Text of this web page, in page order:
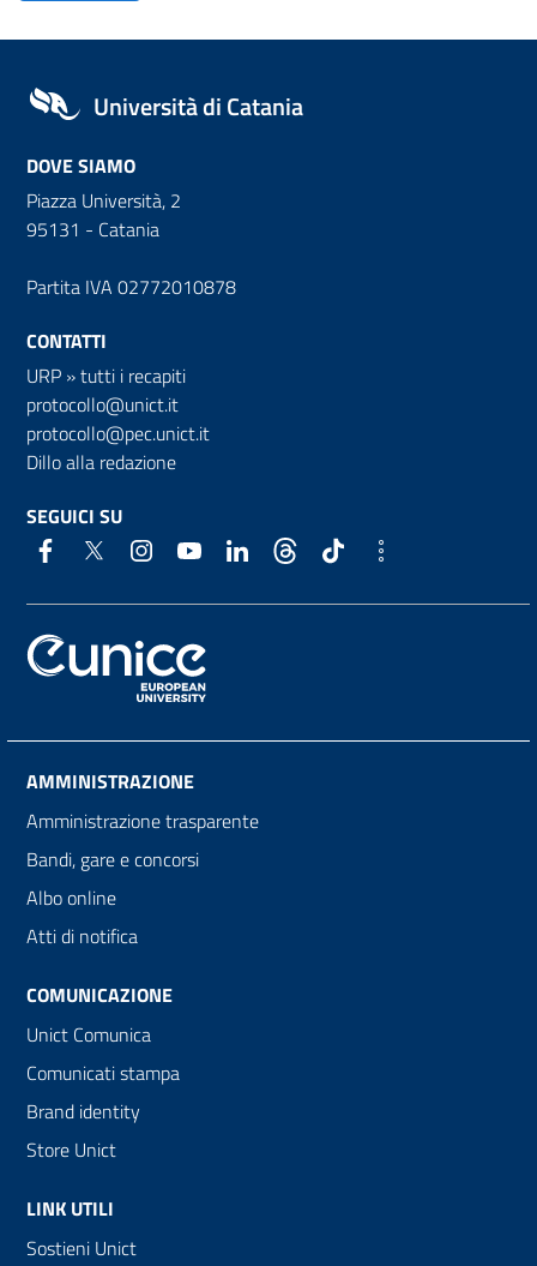
Università di Catania
DOVE SIAMO
Piazza Università, 2
95131 - Catania
Partita IVA 02772010878
CONTATTI
URP »tutti i recapiti
protocollo@unict.it
protocollo@pec.unict.it
Dillo alla redazione
SEGUICI SU
AMMINISTRAZIONE
Amministrazione trasparente
Bandi, gare e concorsi
Albo online
Atti di notifica
COMUNICAZIONE
Unict Comunica
Comunicati stampa
Brand identity
Store Unict
LINK UTILI
Sostieni Unict